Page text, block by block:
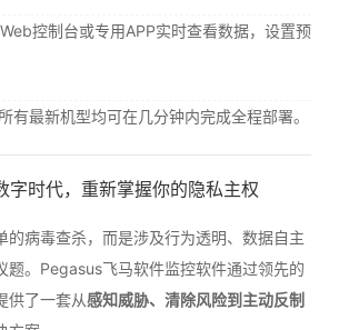
控制台或专用APP实时查看数据，设置预
有最新机型均可在几分钟内完成全程部署。
字时代，重新掌握你的隐私主权
的病毒查杀，而是涉及行为透明、数据自主
题。Pegasus飞马软件监控软件通过领先的
供了一套从感知威胁、清除风险到主动反制